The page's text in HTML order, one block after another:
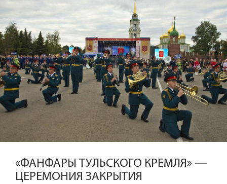
«ФАНФАРЫ ТУЛЬСКОГО КРЕМЛЯ» —
ЦЕРЕМОНИЯ ЗАКРЫТИЯ